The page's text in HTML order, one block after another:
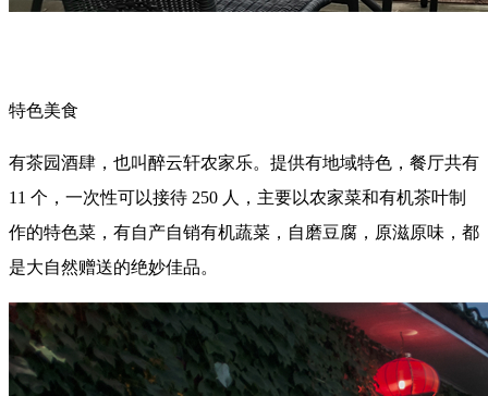
特色美食
有茶园酒肆，也叫醉云轩农家乐。提供有地域特色，餐厅共有
11 个，一次性可以接待 250 人，主要以农家菜和有机茶叶制
作的特色菜，有自产自销有机蔬菜，自磨豆腐，原滋原味，都
是大自然赠送的绝妙佳品。